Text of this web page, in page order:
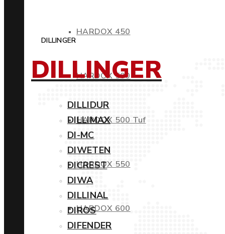
HARDOX 450
HARDOX 500
HARDOX 500 Tuf
HARDOX 550
HARDOX 600
DILLINGER
DILLINGER
DILLIDUR
DILLIMAX
DI-MC
DIWETEN
DICREST
DIWA
DILLINAL
DIROS
DIFENDER